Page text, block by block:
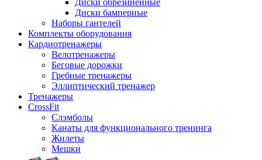
Диски обрезиненные
Диски бамперные
Наборы гантелей
Комплекты оборудования
Кардиотренажеры
Велотренажеры
Беговые дорожки
Гребные тренажеры
Эллиптический тренажер
Тренажеры
CrossFit
Слэмболы
Канаты для функционального тренинга
Жилеты
Мешки